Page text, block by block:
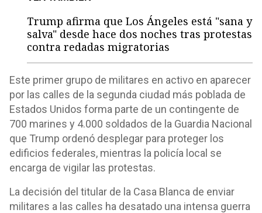
Trump afirma que Los Ángeles está "sana y
salva" desde hace dos noches tras protestas
contra redadas migratorias
Este primer grupo de militares en activo en aparecer
por las calles de la segunda ciudad más poblada de
Estados Unidos forma parte de un contingente de
700 marines y 4.000 soldados de la Guardia Nacional
que Trump ordenó desplegar para proteger los
edificios federales, mientras la policía local se
encarga de vigilar las protestas.
La decisión del titular de la Casa Blanca de enviar
militares a las calles ha desatado una intensa guerra